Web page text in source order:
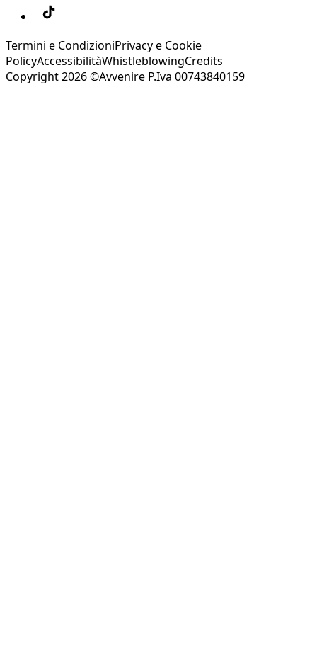
Termini e CondizioniPrivacy e Cookie
PolicyAccessibilitàWhistleblowingCredits
Copyright 2026 ©Avvenire P.Iva 00743840159